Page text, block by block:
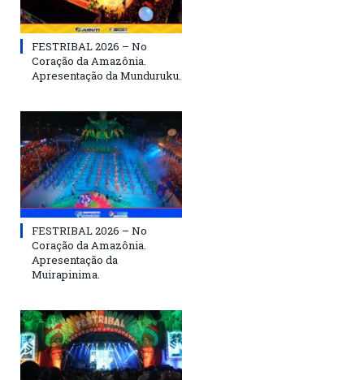
FESTRIBAL 2026 – No
Coração da Amazônia.
Apresentação da Munduruku.
FESTRIBAL 2026 – No
Coração da Amazônia.
Apresentação da
Muirapinima.